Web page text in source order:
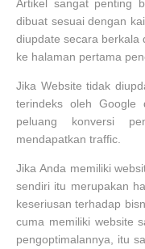
Artikel sangat penting
dibuat sesuai dengan
diupdate secara berkala
ke halaman pertama
Jika Website tidak
terindeks oleh Google
peluang konversi
mendapatkan traffic.
Jika Anda memiliki
sendiri itu merupakan
keseriusan terhadap
cuma memiliki website
pengoptimalannya, itu